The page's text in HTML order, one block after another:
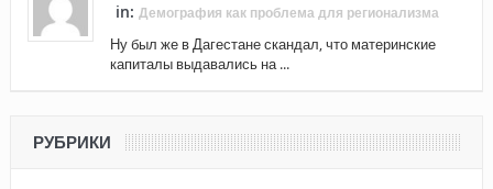
in: Демография как проблема для регионализма
Ну был же в Дагестане скандал, что материнские
капиталы выдавались на ...
РУБРИКИ